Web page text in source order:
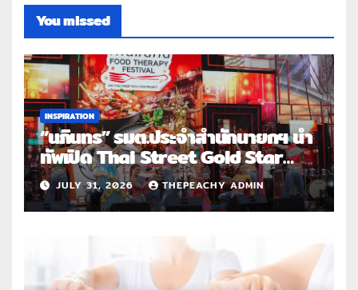
You missed
INSPIRATION
“นภินทร” รมต.ประจำสำนักนายกฯ นำ
ทัพเปิด Thai Street Gold Star
Roadshow 3 จังหวัดต้นแบบ
JULY 31, 2026 THEPEACHY ADMIN